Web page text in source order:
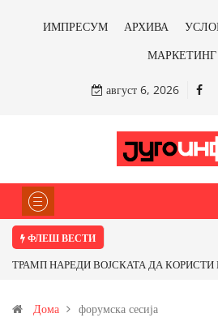
ИМПРЕСУМ АРХИВА
МАРКЕТИНГ
август 6, 2026
ФЛЕШ ВЕСТИ
Почнува реконструкцијата на улицата
Дома форумска сесија